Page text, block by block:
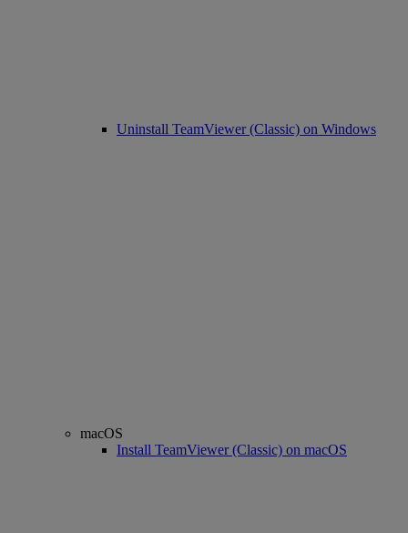
Uninstall TeamViewer (Classic) on Windows
macOS
Install TeamViewer (Classic) on macOS